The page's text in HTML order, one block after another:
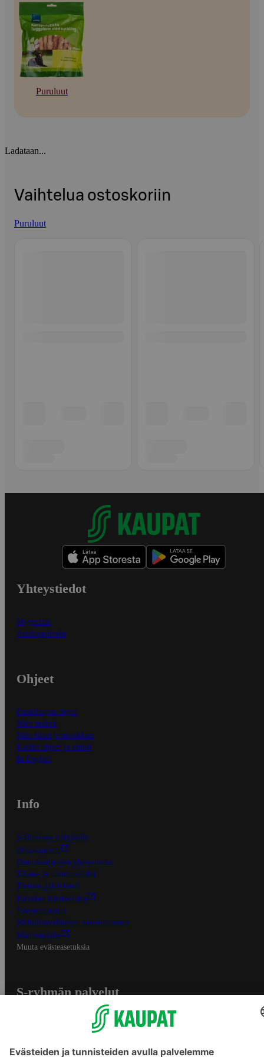
Puruluut
Ladataan...
Vaihtelua ostoskoriin
Puruluut
Yhteystiedot
Myymälät
Asiakaspalvelu
Ohjeet
Ensitilaajan ohjeet
Näin maksat
Näin tilaat ja muokkaat
Kaikki ohjeet ja vinkit
In English
Info
S-Business yrityksille
Oiva-raportit
Osuuskauppojen yhteystiedot
Tilaus- ja toimitusehdot
Tietosuojakäytäntö
Palvelun käyttöehdot
Saavutettavuus
Mobiilisovelluksen saavutettavuus
Mainostajalle
Muuta evästeasetuksia
S-ryhmän palvelut
Yhteishyvä Ruoka -sovellus